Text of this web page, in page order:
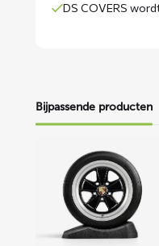
DS COVERS
Bijpassende producten
Bandenbeschermers